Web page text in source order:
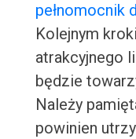
pełnomocnik
Kolejnym
atrakcyjnego
będzie
Należy
powinien